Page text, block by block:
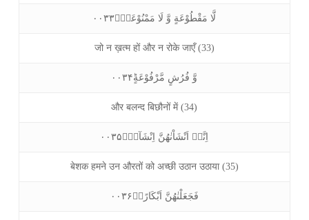
لَّا مَقْطُوْعَةٍ وَّ لَا مَمْنُوْعَةٍۙ۰۰۳۳
जो न ख़त्म हों और न रोके जाएँ (33)
وَّ فُرُشٍ مَّرْفُوْعَةٍؕ۰۰۳۴
और बलन्द बिछौनों में (34)
اِنَّاۤ اَنْشَاْنٰهُنَّ اِنْشَآءًۙ۰۰۳۵
बेशक हमने उन औरतों को अच्छी उठान उठाया (35)
فَجَعَلْنٰهُنَّ اَبْكَارًاۙ۰۰۳۶